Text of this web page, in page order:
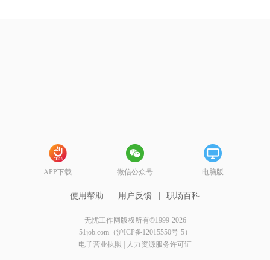
APP下载 微信公众号 电脑版
使用帮助 用户反馈 职场百科
无忧工作网版权所有©1999-2026
51job.com（沪ICP备12015550号-5）
电子营业执照
人力资源服务许可证